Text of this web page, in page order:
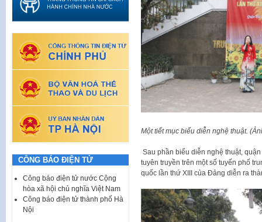
Một tiết mục biểu diễn nghệ thuật.
Sau phần biểu diễn nghệ thuật,
tuyên truyền trên một số tuyến phố
quốc lần thứ XIII của Đảng diễn ra
CÔNG BÁO ĐIỆN TỬ
Công báo điện tử nước Cộng
hòa xã hội chủ nghĩa Việt Nam
Công báo điện tử thành phố Hà
Nội